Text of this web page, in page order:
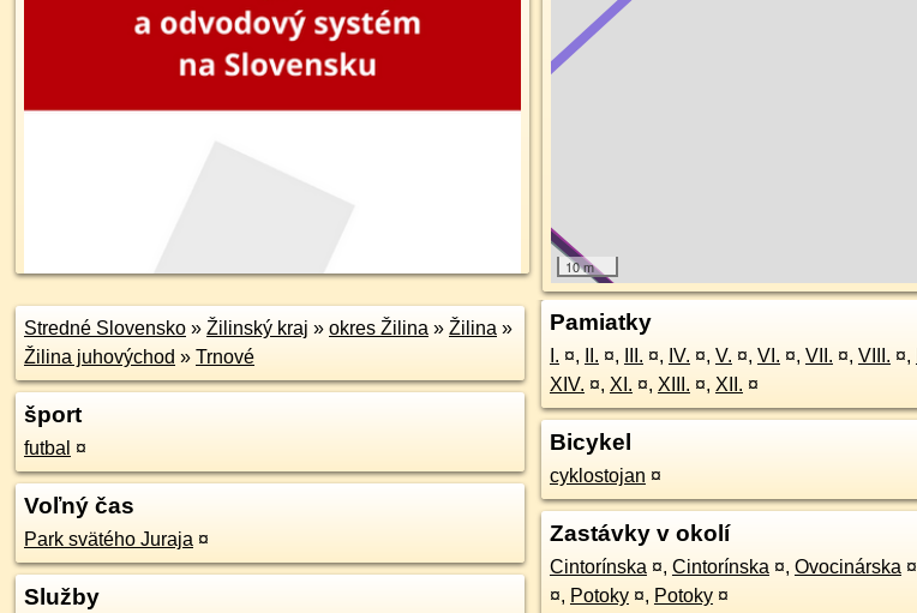
10 m
Stredné Slovensko » Žilinský kraj » okres Žilina » Žilina »
Žilina juhovýchod » Trnové
šport
futbal ¤
Voľný čas
Park svätého Juraja ¤
Služby
Pamiatky
I. ¤, II. ¤, III. ¤, IV. ¤, V. ¤, VI. ¤, VII. ¤, VIII. ¤,
XIV. ¤, XI. ¤, XIII. ¤, XII. ¤
Bicykel
cyklostojan ¤
Zastávky v okolí
Cintorínska ¤, Cintorínska ¤, Ovocinárska ¤
¤, Potoky ¤, Potoky ¤